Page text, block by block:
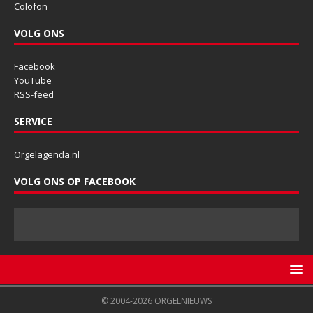
Colofon
VOLG ONS
Facebook
YouTube
RSS-feed
SERVICE
Orgelagenda.nl
VOLG ONS OP FACEBOOK
© 2004-2026 ORGELNIEUWS